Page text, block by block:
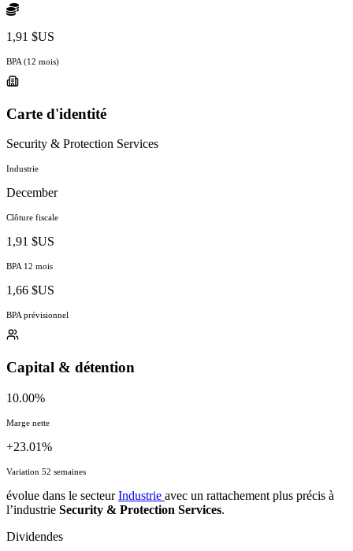
1,91 $US
BPA (12 mois)
Carte d'identité
Security & Protection Services
Industrie
December
Clôture fiscale
1,91 $US
BPA 12 mois
1,66 $US
BPA prévisionnel
Capital & détention
10.00%
Marge nette
+23.01%
Variation 52 semaines
évolue dans le secteurIndustrie avec un rattachement plus précis à
l’industrie Security & Protection Services.
Dividendes